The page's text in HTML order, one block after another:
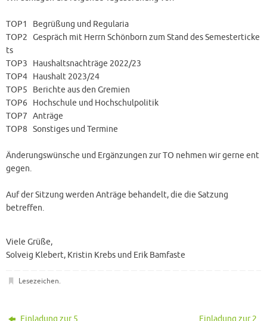
TOP1 Begrüßung und Regularia
TOP2 Gespräch mit Herrn Schönborn zum Stand des Semesterticke
ts
TOP3 Haushaltsnachträge 2022/23
TOP4 Haushalt 2023/24
TOP5 Berichte aus den Gremien
TOP6 Hochschule und Hochschulpolitik
TOP7 Anträge
TOP8 Sonstiges und Termine
Änderungswünsche und Ergänzungen zur TO nehmen wir gerne ent
gegen.
Auf der Sitzung werden Anträge behandelt, die die Satzung
betreffen.
Viele Grüße,
Solveig Klebert, Kristin Krebs und Erik Bamfaste
Lesezeichen.
Einladung zur 5. Einladung zur 2.